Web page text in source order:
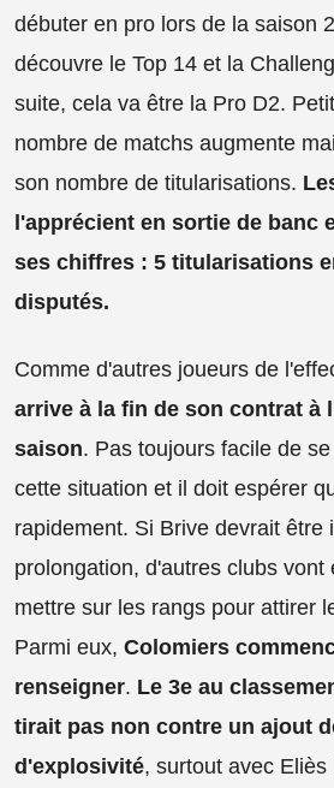
débuter en pro lors de la saison
découvre le Top 14 et la
suite, cela va être la Pro D2.
nombre de matchs augmente
son nombre de titularisations.
l'apprécient en sortie de banc
ses chiffres : 5 titularisations
disputés.
Comme d'autres joueurs de
arrive à la fin de son contrat à
saison. Pas toujours facile de
cette situation et il doit espérer
rapidement. Si Brive devrait être
prolongation, d'autres clubs vont
mettre sur les rangs pour attirer
Parmi eux, Colomiers
renseigner. Le 3e au
tirait pas non contre un ajout
d'explosivité, surtout avec